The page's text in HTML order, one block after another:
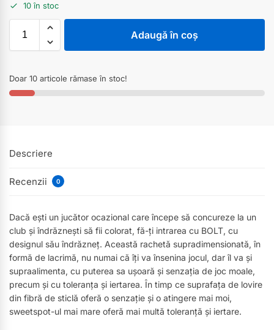
10 în stoc
Adaugă în coș
Doar 10 articole rămase în stoc!
Descriere
Recenzii 0
Dacă ești un jucător ocazional care începe să concureze la un
club și îndrăznești să fii colorat, fă-ți intrarea cu BOLT, cu
designul său îndrăzneț. Această rachetă supradimensionată, în
formă de lacrimă, nu numai că îți va însenina jocul, dar îl va și
supraalimenta, cu puterea sa ușoară și senzația de joc moale,
precum și cu toleranța și iertarea. În timp ce suprafața de lovire
din fibră de sticlă oferă o senzație și o atingere mai moi,
sweetspot-ul mai mare oferă mai multă toleranță și iertare.